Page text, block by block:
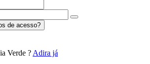
de acesso?
Verde ? Adira já